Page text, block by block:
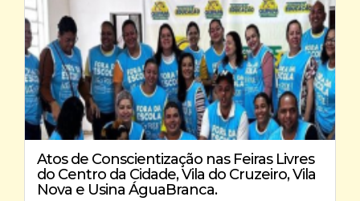
Atos de Conscientização nas Feiras Livres
do Centro da Cidade, Vila do Cruzeiro, Vila
Nova e Usina ÁguaBranca.